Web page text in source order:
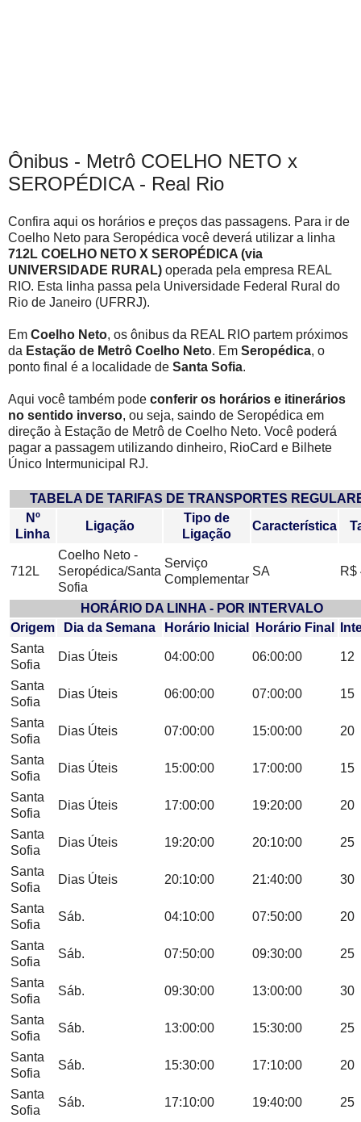
Ônibus - Metrô COELHO NETO x
SEROPÉDICA - Real Rio
Confira aqui os horários e preços das passagens. Para ir de
Coelho Neto para Seropédica você deverá utilizar a linha
712L COELHO NETO X SEROPÉDICA (via
UNIVERSIDADE RURAL) operada pela empresa REAL
RIO. Esta linha passa pela Universidade Federal Rural do
Rio de Janeiro (UFRRJ).
Em Coelho Neto, os ônibus da REAL RIO partem próximos
da Estação de Metrô Coelho Neto. Em Seropédica, o
ponto final é a localidade de Santa Sofia.
Aqui você também pode conferir os horários e itinerários
no sentido inverso, ou seja, saindo de Seropédica em
direção à Estação de Metrô de Coelho Neto. Você poderá
pagar a passagem utilizando dinheiro, RioCard e Bilhete
Único Intermunicipal RJ.
TABELA DE TARIFAS DE TRANSPORTES
Nº
Linha
Ligação
Tipo de
Ligação
Característica
712L
Coelho Neto -
Seropédica/Santa
Sofia
Serviço
Complementar
SA R$
HORÁRIO DA LINHA - POR INTERVALO
Origem
Dia da Semana Horário Inicial Horário Final
Santa
Sofia
Dias Úteis 04:00:00 06:00:00 12
Santa
Sofia
Dias Úteis 06:00:00 07:00:00 15
Santa
Sofia
Dias Úteis 07:00:00 15:00:00 20
Santa
Sofia
Dias Úteis 15:00:00 17:00:00 15
Santa
Sofia
Dias Úteis 17:00:00 19:20:00 20
Santa
Sofia
Dias Úteis 19:20:00 20:10:00 25
Santa
Sofia
Dias Úteis 20:10:00 21:40:00 30
Santa
Sofia
Sáb. 04:10:00 07:50:00 20
Santa
Sofia
Sáb. 07:50:00 09:30:00 25
Santa
Sofia
Sáb. 09:30:00 13:00:00 30
Santa
Sofia
Sáb. 13:00:00 15:30:00 25
Santa
Sofia
Sáb. 15:30:00 17:10:00 20
Santa
Sofia
Sáb. 17:10:00 19:40:00 25